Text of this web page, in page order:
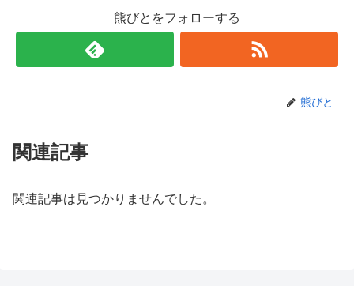
熊びとをフォローする
熊びと
関連記事
関連記事は見つかりませんでした。